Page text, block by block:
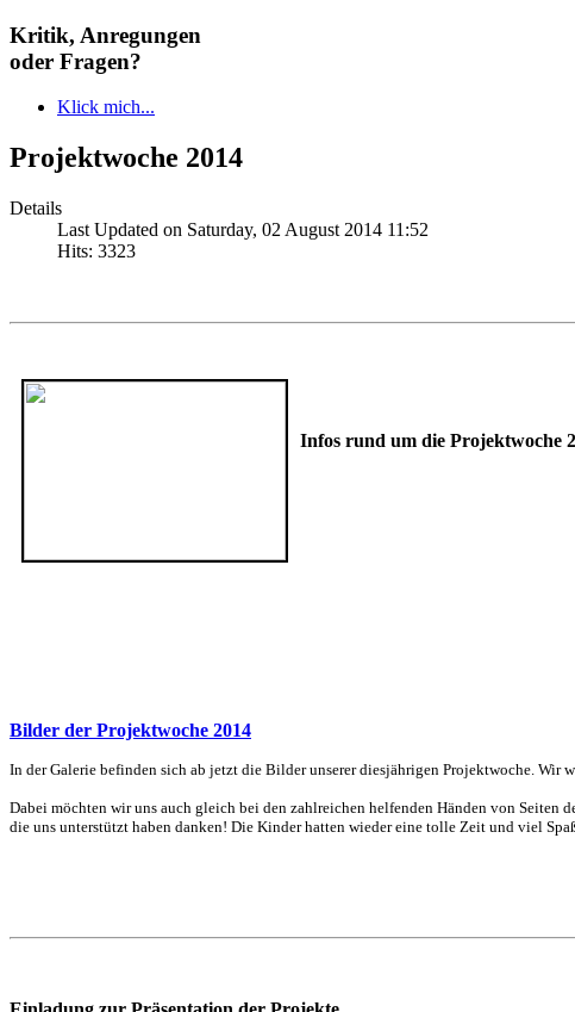
Kritik, Anregungen
oder Fragen?
Klick mich...
Projektwoche 2014
Details
Last Updated on Saturday, 02 August 2014 11:52
Hits: 3323
Infos rund um die Projektwoche
Bilder der Projektwoche 2014
In der Galerie befinden sich ab jetzt die Bilder unserer diesjährigen Projektwoche. Wir
Dabei möchten wir uns auch gleich bei den zahlreichen helfenden Händen von Seiten
die uns unterstützt haben danken! Die Kinder hatten wieder eine tolle Zeit und viel